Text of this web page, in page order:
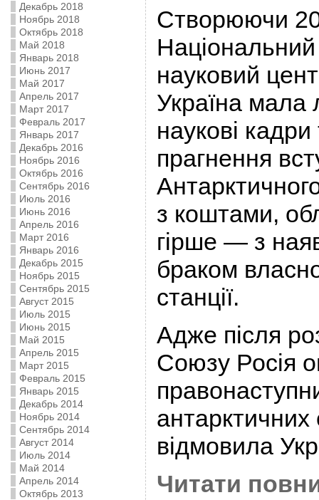
Декабрь 2018
Ноябрь 2018
Октябрь 2018
Май 2018
Январь 2018
Июнь 2017
Май 2017
Апрель 2017
Март 2017
Февраль 2017
Январь 2017
Декабрь 2016
Ноябрь 2016
Октябрь 2016
Сентябрь 2016
Июль 2016
Июнь 2016
Апрель 2016
Март 2016
Январь 2016
Декабрь 2015
Ноябрь 2015
Сентябрь 2015
Август 2015
Июль 2015
Июнь 2015
Май 2015
Апрель 2015
Март 2015
Февраль 2015
Январь 2015
Декабрь 2014
Ноябрь 2014
Сентябрь 2014
Август 2014
Июль 2014
Май 2014
Апрель 2014
Октябрь 2013
Створюючи 20
науковий
Україна мала
наукові
прагнення
з коштами,
гірше — з
браком
станції.
Адже після
Союзу Росія
відмовила
Читати